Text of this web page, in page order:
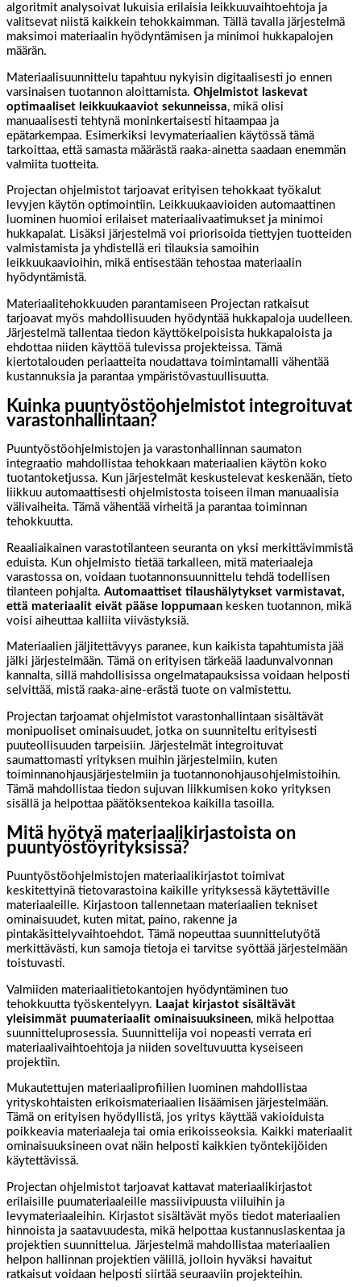
algoritmit analysoivat lukuisia erilaisia leikkuuvaihtoehtoja ja
valitsevat niistä kaikkein tehokkaimman. Tällä tavalla järjestelmä
maksimoi materiaalin hyödyntämisen ja minimoi hukkapalojen
määrän.
Materiaalisuunnittelu tapahtuu nykyisin digitaalisesti jo ennen
varsinaisen tuotannon aloittamista. Ohjelmistot laskevat
optimaaliset leikkuukaaviot sekunneissa, mikä olisi
manuaalisesti tehtynä moninkertaisesti hitaampaa ja
epätarkempaa. Esimerkiksi levymateriaalien käytössä tämä
tarkoittaa, että samasta määrästä raaka-ainetta saadaan enemmän
valmiita tuotteita.
Projectan ohjelmistot tarjoavat erityisen tehokkaat työkalut
levyjen käytön optimointiin. Leikkuukaavioiden automaattinen
luominen huomioi erilaiset materiaalivaatimukset ja minimoi
hukkapalat. Lisäksi järjestelmä voi priorisoida tiettyjen tuotteiden
valmistamista ja yhdistellä eri tilauksia samoihin
leikkuukaavioihin, mikä entisestään tehostaa materiaalin
hyödyntämistä.
Materiaalitehokkuuden parantamiseen Projectan ratkaisut
tarjoavat myös mahdollisuuden hyödyntää hukkapaloja uudelleen.
Järjestelmä tallentaa tiedon käyttökelpoisista hukkapaloista ja
ehdottaa niiden käyttöä tulevissa projekteissa. Tämä
kiertotalouden periaatteita noudattava toimintamalli vähentää
kustannuksia ja parantaa ympäristövastuullisuutta.
Kuinka puuntyöstöohjelmistot integroituvat
varastonhallintaan?
Puuntyöstöohjelmistojen ja varastonhallinnan saumaton
integraatio mahdollistaa tehokkaan materiaalien käytön koko
tuotantoketjussa. Kun järjestelmät keskustelevat keskenään, tieto
liikkuu automaattisesti ohjelmistosta toiseen ilman manuaalisia
välivaiheita. Tämä vähentää virheitä ja parantaa toiminnan
tehokkuutta.
Reaaliaikainen varastotilanteen seuranta on yksi merkittävimmistä
eduista. Kun ohjelmisto tietää tarkalleen, mitä materiaaleja
varastossa on, voidaan tuotannonsuunnittelu tehdä todellisen
tilanteen pohjalta. Automaattiset tilaushälytykset varmistavat,
että materiaalit eivät pääse loppumaan kesken tuotannon, mikä
voisi aiheuttaa kalliita viivästyksiä.
Materiaalien jäljitettävyys paranee, kun kaikista tapahtumista jää
jälki järjestelmään. Tämä on erityisen tärkeää laadunvalvonnan
kannalta, sillä mahdollisissa ongelmatapauksissa voidaan helposti
selvittää, mistä raaka-aine-erästä tuote on valmistettu.
Projectan tarjoamat ohjelmistot varastonhallintaan sisältävät
monipuoliset ominaisuudet, jotka on suunniteltu erityisesti
puuteollisuuden tarpeisiin. Järjestelmät integroituvat
saumattomasti yrityksen muihin järjestelmiin, kuten
toiminnanohjausjärjestelmiin ja tuotannonohjausohjelmistoihin.
Tämä mahdollistaa tiedon sujuvan liikkumisen koko yrityksen
sisällä ja helpottaa päätöksentekoa kaikilla tasoilla.
Mitä hyötyä materiaalikirjastoista on
puuntyöstöyrityksissä?
Puuntyöstöohjelmistojen materiaalikirjastot toimivat
keskitettyinä tietovarastoina kaikille yrityksessä käytettäville
materiaaleille. Kirjastoon tallennetaan materiaalien tekniset
ominaisuudet, kuten mitat, paino, rakenne ja
pintakäsittelyvaihtoehdot. Tämä nopeuttaa suunnittelutyötä
merkittävästi, kun samoja tietoja ei tarvitse syöttää järjestelmään
toistuvasti.
Valmiiden materiaalitietokantojen hyödyntäminen tuo
tehokkuutta työskentelyyn. Laajat kirjastot sisältävät
yleisimmät puumateriaalit ominaisuuksineen, mikä helpottaa
suunnitteluprosessia. Suunnittelija voi nopeasti verrata eri
materiaalivaihtoehtoja ja niiden soveltuvuutta kyseiseen
projektiin.
Mukautettujen materiaaliprofiilien luominen mahdollistaa
yrityskohtaisten erikoismateriaalien lisäämisen järjestelmään.
Tämä on erityisen hyödyllistä, jos yritys käyttää vakioiduista
poikkeavia materiaaleja tai omia erikoisseoksia. Kaikki materiaalit
ominaisuuksineen ovat näin helposti kaikkien työntekijöiden
käytettävissä.
Projectan ohjelmistot tarjoavat kattavat materiaalikirjastot
erilaisille puumateriaaleille massiivipuusta viiluihin ja
levymateriaaleihin. Kirjastot sisältävät myös tiedot materiaalien
hinnoista ja saatavuudesta, mikä helpottaa kustannuslaskentaa ja
projektien suunnittelua. Järjestelmä mahdollistaa materiaalien
helpon hallinnan projektien välillä, jolloin hyväksi havaitut
ratkaisut voidaan helposti siirtää seuraaviin projekteihin.